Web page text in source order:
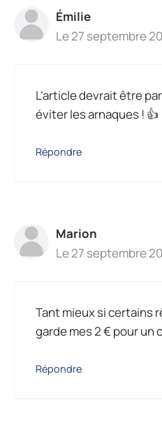
Émilie
Le 27 septembre
L’article devrait être
éviter les arnaques ! 👍
Répondre
Marion
Le 27 septembre
Tant mieux si certains
garde mes 2 € pour un
Répondre